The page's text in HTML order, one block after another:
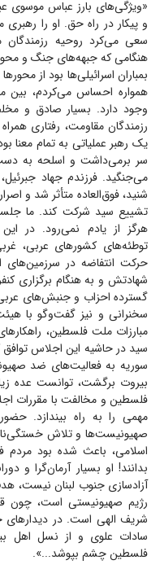
«ویژگی‌های بارز عباس موسوی
و پیکار در راه حق. او را
سعی می‌کرد روحیه رزمندگان
هنگامی که جبهه‌های جنگ و
بمباران اسرائیلی‌ها بود از
همواره احساس می‌کردم، بین
وجود دارد. بسیار صادق و
رزمندگان مقاومت، رفتاری
یک رهبر عملیاتی به تمام معنا
سر برمی‌داشت و اسلحه به
می‌جنگید. فرزندم جهاد
شنید، فوق‌العاده متأثر شد و
تشییع سید شرکت کند. ما
هرگز از یادم نمی‌رود. در
توطئه‌های کشور‌های عربی،
حرکت انتفاضه در
گسترده احزاب و جنبش‌های
سخنرانی و نیز گفت‌و‌گو با
مبارزات ملت فلسطین،
سید در حاشیه این اجلاس توافق
سوریه به فعالیت‌های ضد
بیروت برگشت، توانست عده
فلسطین و مخالفت با مقررات
مهمی را به راه بیندازد.
صهیونیست‌ها و تلاش
اسلامی، باعث شده بود مردم
بدانند! او بسیار آرمان‌گرا و
آزادسازی جنوب لبنان نیست،
رژیم صهیونیستی است، چون
شریف الهی است. در
سادات علوی و از نسل اهل
فلسطین چشم بپوشد...».